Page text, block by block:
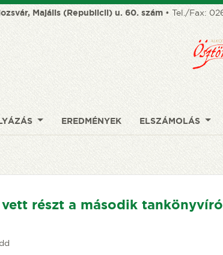
Majális (Republicii) u. 60. szám • Tel./Fax:
EREDMÉNYEK ELSZÁMOLÁS
részt a második